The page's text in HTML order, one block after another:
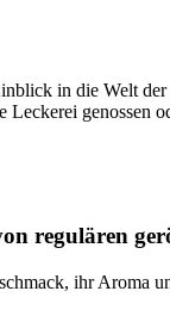
in die Welt
genossen
regulären
ihr Aroma